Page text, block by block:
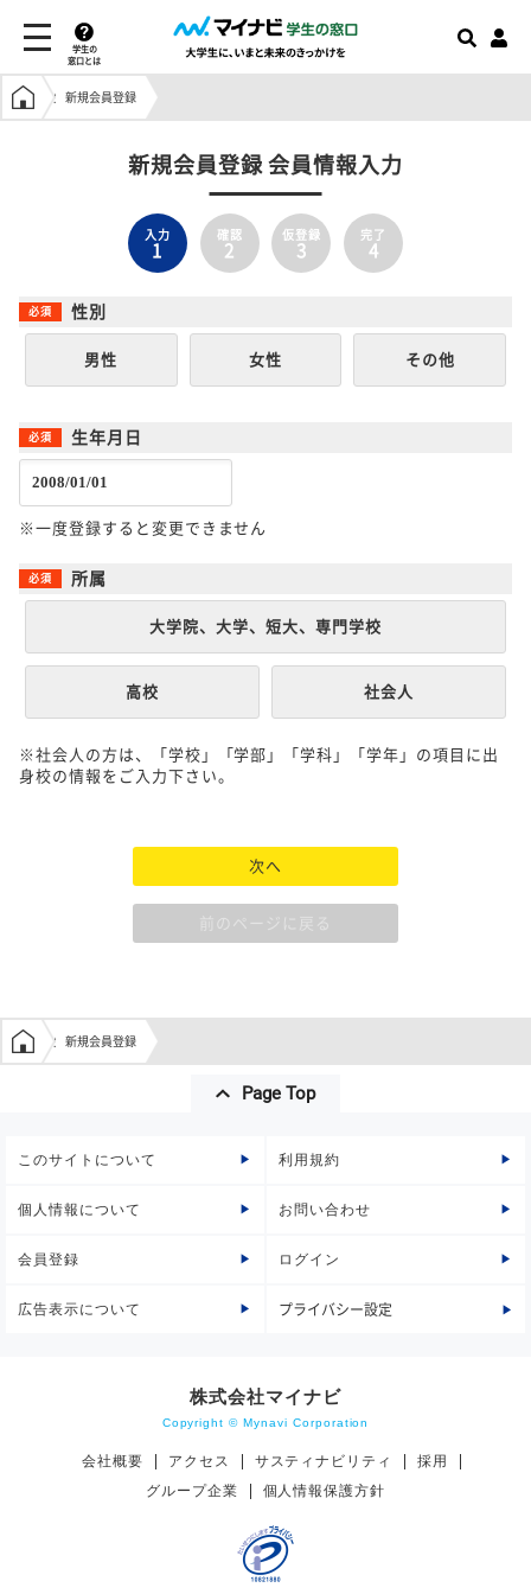
学生の
窓口とは
学生の窓口トップ
新規会員登録
新規会員登録 会員情報入力
入力
1
確認
2
仮登録
3
完了
4
性別
男性 女性 その他
生年月日
※一度登録すると変更できません
所属
大学院、大学、短大、専門学校
高校 社会人
※社会人の方は、「学校」「学部」「学科」「学年」の項目に出
身校の情報をご入力下さい。
次へ
前のページに戻る
学生の窓口トップ
新規会員登録
Page Top
このサイトについて 利用規約
個人情報について お問い合わせ
会員登録 ログイン
広告表示について プライバシー設定
株式会社マイナビ
Copyright © Mynavi Corporation
会社概要 アクセス サスティナビリティ
採用
グループ企業
個人情報保護方針